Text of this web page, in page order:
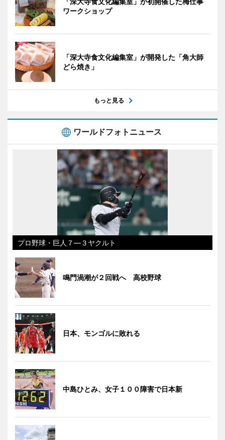
ワークショップ
「深大寺食文化編集室」が開発した「角大師
どら焼き」
もっと見る
ワールドフォトニュース
プロ野球・巨人７―３ヤクルト
鳴門渦潮が２回戦へ 高校野球
日本、モンゴルに敗れる
中島ひとみ、女子１００障害で日本新